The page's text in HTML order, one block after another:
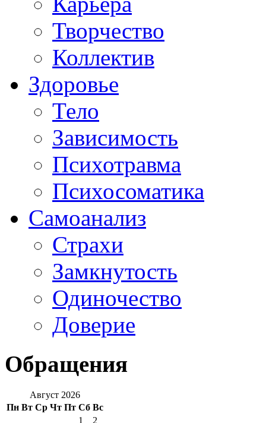
Творчество
Коллектив
Здоровье
Тело
Зависимость
Психотравма
Психосоматика
Самоанализ
Страхи
Замкнутость
Одиночество
Доверие
Обращения
Август 2026
Пн Вт Ср Чт Пт Сб Вс
1
2